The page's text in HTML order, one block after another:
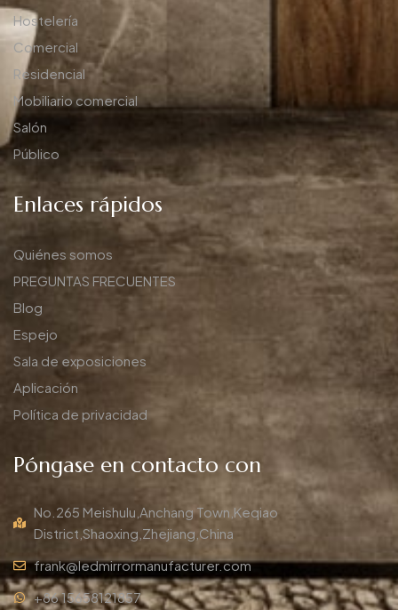
Hostelería
Comercial
Residencial
Mobiliario comercial
Salón
Público
Enlaces rápidos
Quiénes somos
PREGUNTAS FRECUENTES
Blog
Espejo
Sala de exposiciones
Aplicación
Política de privacidad
Póngase en contacto con
No.265 Meishulu,Anchang Town,Keqiao
District,Shaoxing,Zhejiang,China
frank@ledmirrormanufacturer.com
+86 15658121857